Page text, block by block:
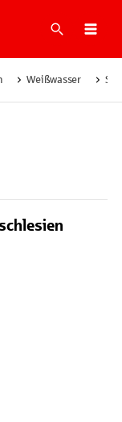
Suche
Weißwasser